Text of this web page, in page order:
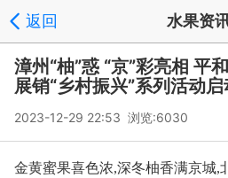
返回 水果资
漳州“柚”惑 “京”彩亮相 平
展销“乡村振兴”系列活动启
2023-12-29 22:53 浏览:6030
金黄蜜果喜色浓,深冬柚香满京城,